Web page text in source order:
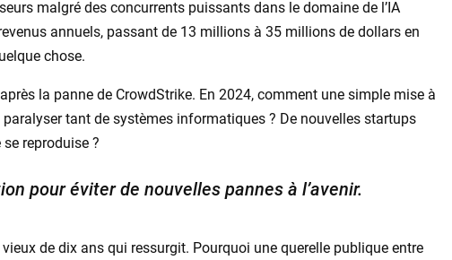
malgré des concurrents puissants dans le domaine de l’IA
annuels, passant de 13 millions à 35 millions de dollars en
chose.
la panne de CrowdStrike. En 2024, comment une simple mise à
tant de systèmes informatiques ? De nouvelles startups
reproduise ?
pour éviter de nouvelles pannes à l’avenir.
de dix ans qui ressurgit. Pourquoi une querelle publique entre